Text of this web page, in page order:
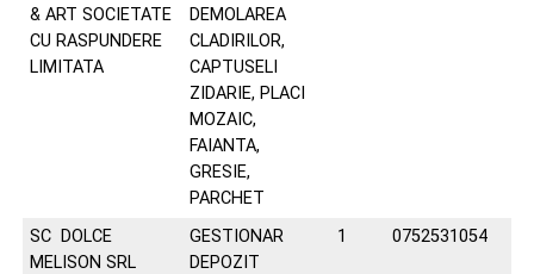
& ART SOCIETATE
CU RASPUNDERE
LIMITATA
DEMOLAREA
CLADIRILOR,
CAPTUSELI
ZIDARIE, PLACI
MOZAIC,
FAIANTA,
GRESIE,
PARCHET
SC DOLCE
MELISON SRL
GESTIONAR
DEPOZIT
1 0752531054